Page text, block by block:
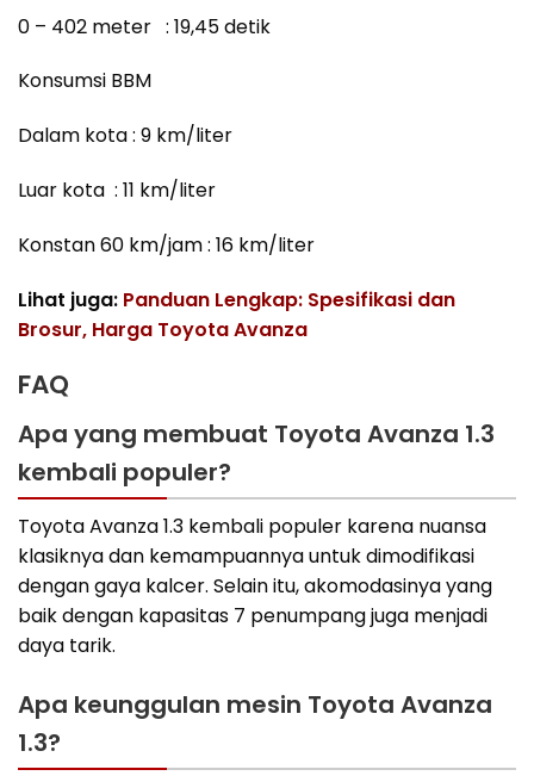
0 – 402 meter : 19,45 detik
Konsumsi BBM
Dalam kota : 9 km/liter
Luar kota : 11 km/liter
Konstan 60 km/jam : 16 km/liter
Lihat juga: Panduan Lengkap: Spesifikasi dan
Brosur, Harga Toyota Avanza
FAQ
Apa yang membuat Toyota Avanza 1.3
kembali populer?
Toyota Avanza 1.3 kembali populer karena nuansa
klasiknya dan kemampuannya untuk dimodifikasi
dengan gaya kalcer. Selain itu, akomodasinya yang
baik dengan kapasitas 7 penumpang juga menjadi
daya tarik.
Apa keunggulan mesin Toyota Avanza
1.3?